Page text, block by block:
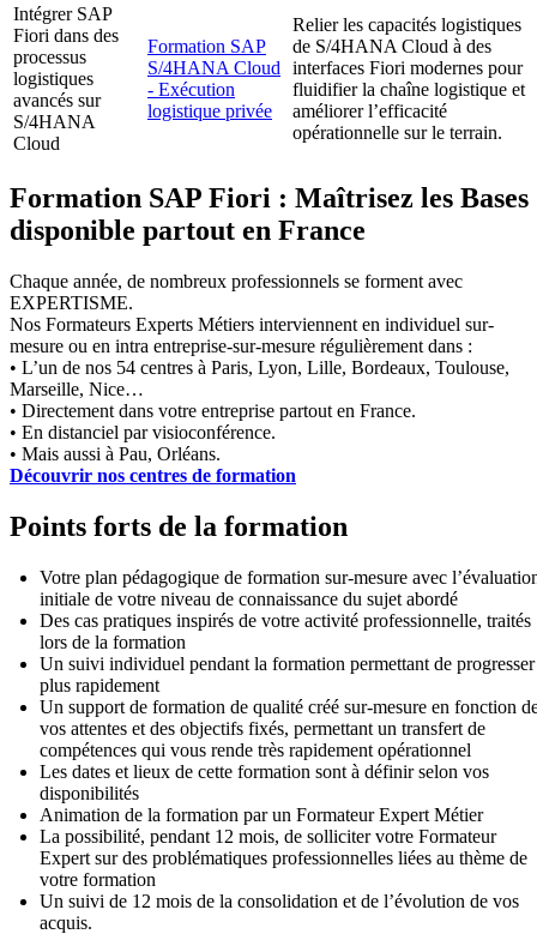
Intégrer SAP
Fiori dans des
processus
logistiques
avancés sur
S/4HANA
Cloud
Formation SAP
S/4HANA Cloud
- Exécution
logistique privée
Relier les capacités logistiques
de S/4HANA Cloud à des
interfaces Fiori modernes pour
fluidifier la chaîne logistique et
améliorer l’efficacité
opérationnelle sur le terrain.
Formation SAP Fiori : Maîtrisez les Bases
disponible partout en France
Chaque année, de nombreux professionnels se forment avec
EXPERTISME.
Nos Formateurs Experts Métiers interviennent en individuel sur-
mesure ou en intra entreprise-sur-mesure régulièrement dans :
• L’un de nos 54 centres à Paris, Lyon, Lille, Bordeaux, Toulouse,
Marseille, Nice…
• Directement dans votre entreprise partout en France.
• En distanciel par visioconférence.
• Mais aussi à Pau, Orléans.
Découvrir nos centres de formation
Points forts de la formation
Votre plan pédagogique de formation sur-mesure avec
initiale de votre niveau de connaissance du sujet abordé
Des cas pratiques inspirés de votre activité professionnelle, traités
lors de la formation
Un suivi individuel pendant la formation permettant de progresser
plus rapidement
Un support de formation de qualité créé sur-mesure en fonction
vos attentes et des objectifs fixés, permettant un transfert de
compétences qui vous rende très rapidement opérationnel
Les dates et lieux de cette formation sont à définir selon vos
disponibilités
Animation de la formation par un Formateur Expert Métier
La possibilité, pendant 12 mois, de solliciter votre Formateur
Expert sur des problématiques professionnelles liées au thème de
votre formation
Un suivi de 12 mois de la consolidation et de l’évolution de vos
acquis.